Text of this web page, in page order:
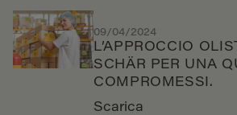
09/04/2024
L’APPROCCIO
SCHÄR PER UNA
COMPROMESSI.
Scarica